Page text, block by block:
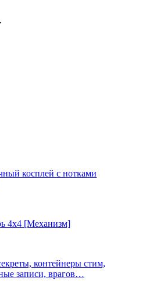
косплей с нотками
4х4 [Механизм]
контейнеры стим,
записи, врагов…